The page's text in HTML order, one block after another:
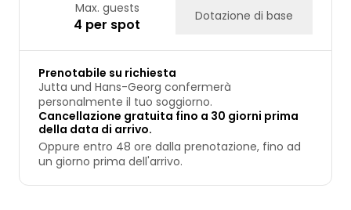
Max. guests
4 per spot Dotazione di base
Prenotabile su richiesta
Jutta und Hans-Georg confermerà
personalmente il tuo soggiorno.
Cancellazione gratuita fino a 30 giorni prima
della data di arrivo.
Oppure entro 48 ore dalla prenotazione, fino ad
un giorno prima dell'arrivo.